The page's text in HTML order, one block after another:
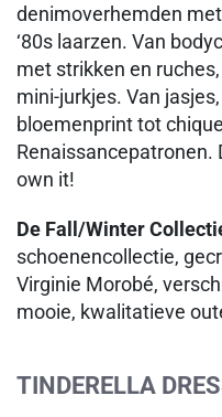
denimoverhemden
‘80s laarzen. Van
met strikken en
mini-jurkjes. Van
bloemenprint tot
Renaissancepatronen.
own it!
De Fall/Winter
schoenencollectie,
Virginie Morobé,
mooie, kwalitatieve
TINDERELLA